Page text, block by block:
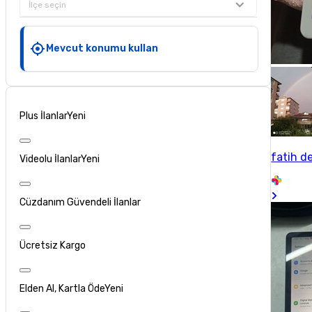
İlçe seçin
Mevcut konumu kullan
Plus İlanlarYeni
Videolu İlanlarYeni
Cüzdanım Güvendeli İlanlar
Ücretsiz Kargo
Elden Al, Kartla ÖdeYeni
fatih